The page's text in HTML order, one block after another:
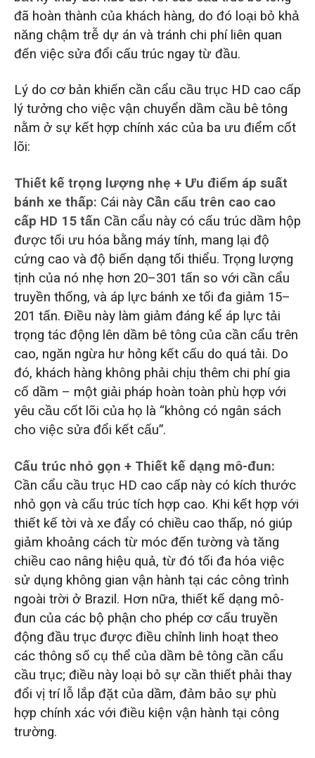
đã hoàn thành của khách hàng, do đó loại bỏ khả
năng chậm trễ dự án và tránh chi phí liên quan
đến việc sửa đổi cấu trúc ngay từ đầu.
Lý do cơ bản khiến cần cẩu cầu trục HD cao cấp
lý tưởng cho việc vận chuyển dầm cầu bê tông
nằm ở sự kết hợp chính xác của ba ưu điểm cốt
lõi:
Thiết kế trọng lượng nhẹ + Ưu điểm áp suất
bánh xe thấp: Cái này Cần cẩu trên cao cao
cấp HD 15 tấn Cần cẩu này có cấu trúc dầm hộp
được tối ưu hóa bằng máy tính, mang lại độ
cứng cao và độ biến dạng tối thiểu. Trọng lượng
tịnh của nó nhẹ hơn 20–301 tấn so với cần cẩu
truyền thống, và áp lực bánh xe tối đa giảm 15–
201 tấn. Điều này làm giảm đáng kể áp lực tải
trọng tác động lên dầm bê tông của cần cẩu trên
cao, ngăn ngừa hư hỏng kết cấu do quá tải. Do
đó, khách hàng không phải chịu thêm chi phí gia
cố dầm – một giải pháp hoàn toàn phù hợp với
yêu cầu cốt lõi của họ là “không có ngân sách
cho việc sửa đổi kết cấu”.
Cấu trúc nhỏ gọn + Thiết kế dạng mô-đun:
Cần cẩu cầu trục HD cao cấp này có kích thước
nhỏ gọn và cấu trúc tích hợp cao. Khi kết hợp với
thiết kế tời và xe đẩy có chiều cao thấp, nó giúp
giảm khoảng cách từ móc đến tường và tăng
chiều cao nâng hiệu quả, từ đó tối đa hóa việc
sử dụng không gian vận hành tại các công trình
ngoài trời ở Brazil. Hơn nữa, thiết kế dạng mô-
đun của các bộ phận cho phép cơ cấu truyền
động đầu trục được điều chỉnh linh hoạt theo
các thông số cụ thể của dầm bê tông cần cẩu
cầu trục; điều này loại bỏ sự cần thiết phải thay
đổi vị trí lỗ lắp đặt của dầm, đảm bảo sự phù
hợp chính xác với điều kiện vận hành tại công
trường.